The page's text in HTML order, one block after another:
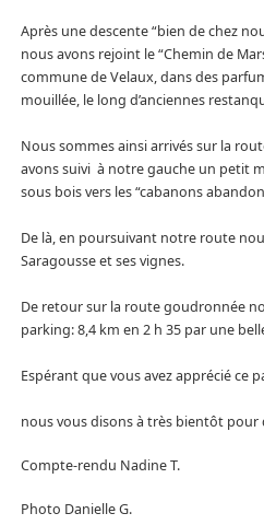
Après une descente “bien de chez
nous avons rejoint le “Chemin de
commune de Velaux, dans des
mouillée, le long d’anciennes
Nous sommes ainsi arrivés sur la
avons suivi à notre gauche un petit
sous bois vers les “cabanons
De là, en poursuivant notre route
Saragousse et ses vignes.
De retour sur la route goudronnée
parking: 8,4 km en 2 h 35 par une
Espérant que vous avez apprécié ce
nous vous disons à très bientôt pour
Compte-rendu Nadine T.
Photo Danielle G.